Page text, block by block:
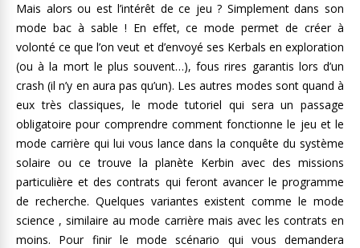
Mais alors ou est l’intérêt de ce jeu ? Simplement dans son
mode bac à sable ! En effet, ce mode permet de créer à
volonté ce que l’on veut et d’envoyé ses Kerbals en exploration
(ou à la mort le plus souvent…), fous rires garantis lors d’un
crash (il n’y en aura pas qu’un). Les autres modes sont quand à
eux très classiques, le mode tutoriel qui sera un passage
obligatoire pour comprendre comment fonctionne le jeu et le
mode carrière qui lui vous lance dans la conquête du système
solaire ou ce trouve la planète Kerbin avec des missions
particulière et des contrats qui feront avancer le programme
de recherche. Quelques variantes existent comme le mode
science , similaire au mode carrière mais avec les contrats en
moins. Pour finir le mode scénario qui vous demandera